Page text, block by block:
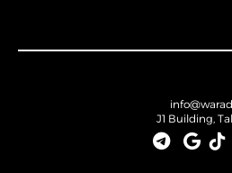
J1 Building,